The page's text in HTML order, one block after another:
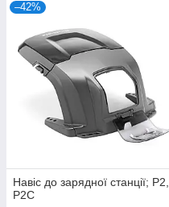
–42%
Навіс до зарядної станції; Р2,
Р2С